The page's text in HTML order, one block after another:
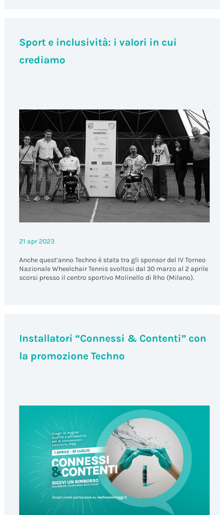
Sport e inclusività: i valori in cui
crediamo
21 apr 2023
Anche quest’anno Techno è stata tra gli sponsor del IV Torneo
Nazionale Wheelchair Tennis svoltosi dal 30 marzo al 2 aprile
scorsi presso il centro sportivo Molinello di Rho (Milano).
Installatori “Connessi & Contenti” con
la promozione Techno